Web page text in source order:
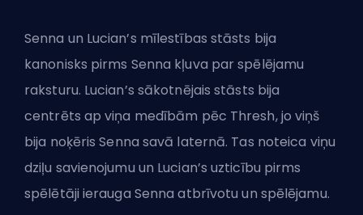
Senna un Lucian’s mīlestības stāsts bija
kanonisks pirms Senna kļuva par spēlējamu
raksturu. Lucian’s sākotnējais stāsts bija
centrēts ap viņa medībām pēc Thresh, jo viņš
bija noķēris Senna savā laternā. Tas noteica viņu
dziļu savienojumu un Lucian’s uzticību pirms
spēlētāji ierauga Senna atbrīvotu un spēlējamu.